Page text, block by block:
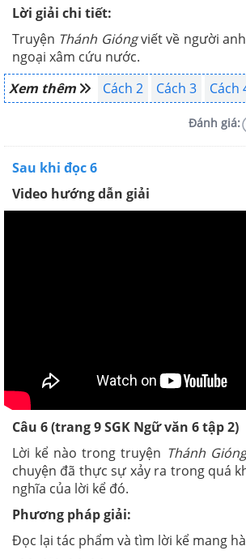
Lời giải chi tiết:
Truyện Thánh Gióngviết về người
ngoại xâm cứu nước.
Xem thêm
Cách 2 Cách 3 Cách
Đánh giá:
Sau khi đọc 6
Video hướng dẫn giải
Câu 6 (trang 9 SGK Ngữ văn 6 tập 2)
Lời kể nào trong truyện Thánh Gióng
chuyện đã thực sự xảy ra trong quá
nghĩa của lời kể đó.
Phương pháp giải:
Đọc lại tác phẩm và tìm lời kể mang